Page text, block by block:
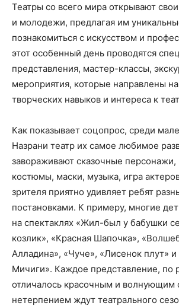
Театры со всего мира открывают
и молодежи, предлагая им
познакомиться с искусством и
этот особенный день проводятся
представления, мастер-классы,
мероприятия, которые направлены на
творческих навыков и интереса к
Как показывает соцопрос, среди
Назрани театр их самое любимое
завораживают сказочные персонажи,
костюмы, маски, музыка, игра
зрителя приятно удивляет ребят
постановками. К примеру, многие
на спектаклях «Жил-был у бабушки
козлик», «Красная Шапочка»,
Алладина», «Чуче», «Лисенок плут»
Мичиги». Каждое представление, по
отличалось красочным и волнующим
нетерпением ждут театрального